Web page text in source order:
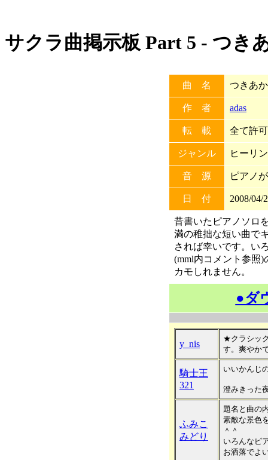
サクラ曲掲示板 Part 5 - つき
曲 名 つきあ
作 者 adas
転 載 全て許
ジャンル ヒーリ
音 源 ピアノ
日 付 2008/04/
昔書いたピアノソロ
満の稚拙な短い曲で
されば幸いです。い
(mml内コメント参照
カモしれません。
●ダ
y_nis
★クラシッ
す。爽やか
騎士王
321
いいかんじ
澄みきった
ふみこ
みどり
題名と曲の
素敵な景色
＾＾
いろんなピ
お洒落でよ